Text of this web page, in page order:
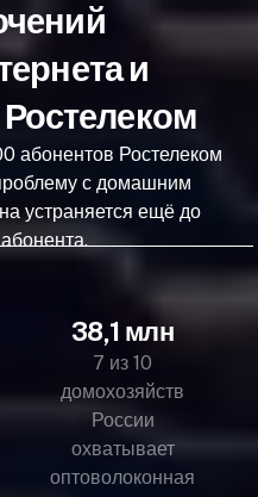
и
абонентов Ростелеком
с домашним
устраняется ещё до
38,1 млн
7 из 10
домохозяйств
России
охватывает
оптоволоконная